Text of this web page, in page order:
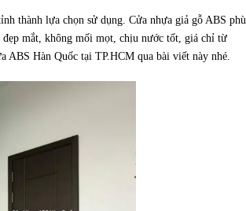
thành lựa chọn sử dụng. Cửa nhựa giả gỗ ABS phù
mắt, không mối mọt, chịu nước tốt, giá chỉ từ
Hàn Quốc tại TP.HCM qua bài viết này nhé.